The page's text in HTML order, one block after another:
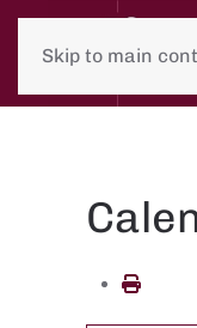
Skip to main